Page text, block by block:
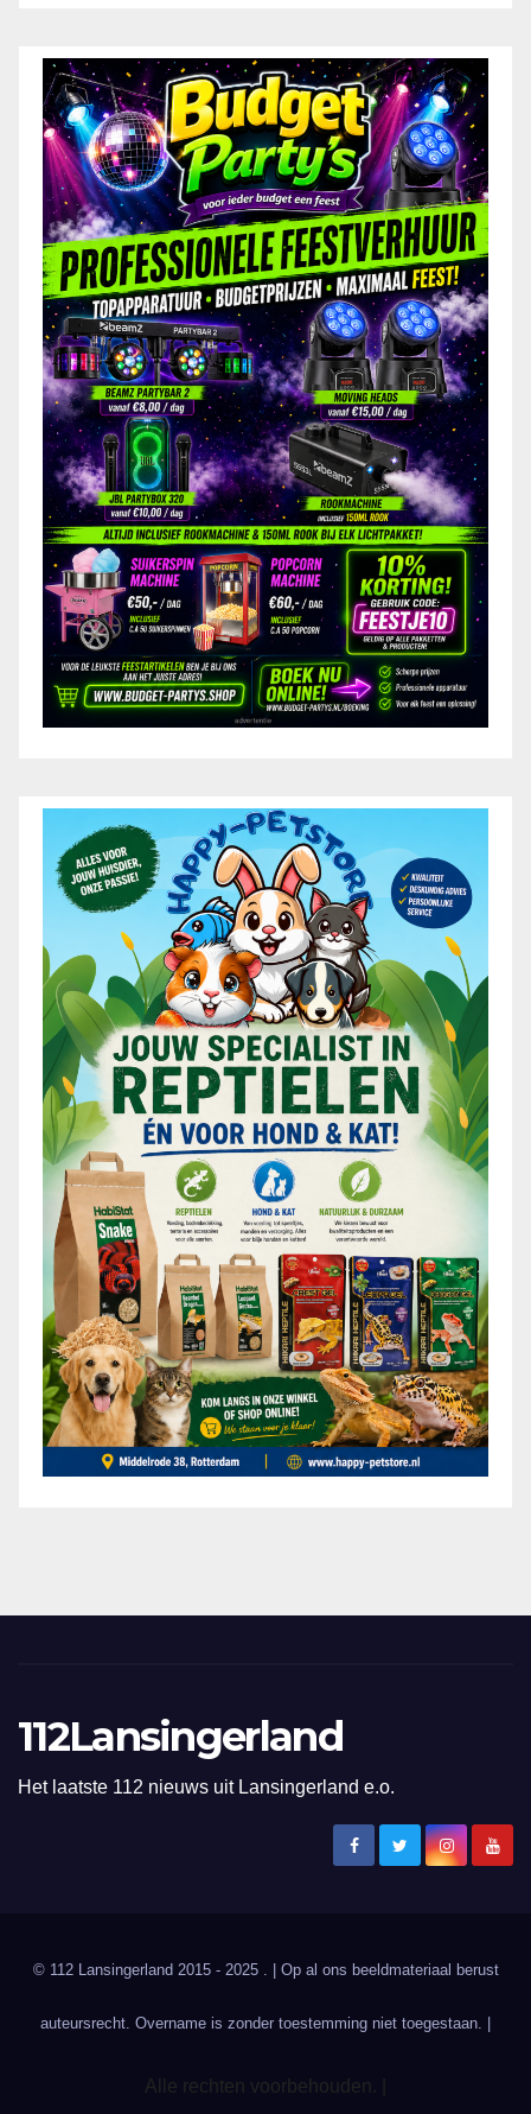
112Lansingerland
Het laatste 112 nieuws uit Lansingerland e.o.
© 112 Lansingerland 2015 - 2025 . | Op al ons beeldmateriaal berust
auteursrecht. Overname is zonder toestemming niet toegestaan. |
Alle rechten voorbehouden. |